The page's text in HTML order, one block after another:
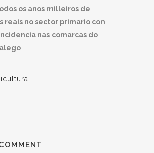
os anos milleiros de
reais no sector primario con
nas comarcas do